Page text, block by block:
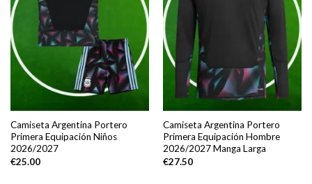
Camiseta Argentina Portero
Primera Equipación Niños
2026/2027
€25.00
Camiseta Argentina Portero
Primera Equipación Hombre
2026/2027 Manga Larga
€27.50